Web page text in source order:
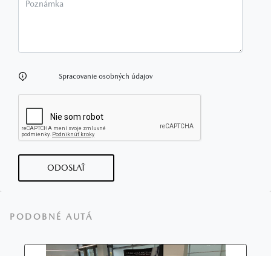
Spracovanie osobných údajov
ODOSLAŤ
PODOBNÉ AUTÁ